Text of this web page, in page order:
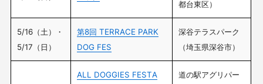
都台東区）
5/16（土）・
5/17（日）
第8回 TERRACE PARK
DOG FES
深谷テラスパーク
（埼玉県深谷市）
ALL DOGGIES FESTA
道の駅アグリパー